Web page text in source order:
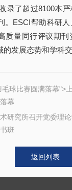
录了超过8100本
。ESCI帮助科研
质量同行评议期刊
发展态势和学科交
球比赛圆满落幕">
幕
研究所召开党委理
班
返回列表